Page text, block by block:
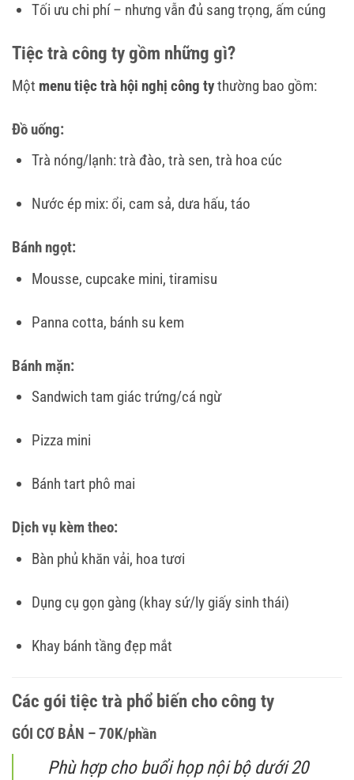
Tối ưu chi phí – nhưng vẫn đủ sang trọng, ấm cúng
Tiệc trà công ty gồm những gì?
Một menu tiệc trà hội nghị công tythường bao gồm:
Đồ uống:
Trà nóng/lạnh: trà đào, trà sen, trà hoa cúc
Nước ép mix: ổi, cam sả, dưa hấu, táo
Bánh ngọt:
Mousse, cupcake mini, tiramisu
Panna cotta, bánh su kem
Bánh mặn:
Sandwich tam giác trứng/cá ngừ
Pizza mini
Bánh tart phô mai
Dịch vụ kèm theo:
Bàn phủ khăn vải, hoa tươi
Dụng cụ gọn gàng (khay sứ/ly giấy sinh thái)
Khay bánh tầng đẹp mắt
Các gói tiệc trà phổ biến cho công ty
GÓI CƠ BẢN – 70K/phần
Phù hợp cho buổi họp nội bộ dưới 20